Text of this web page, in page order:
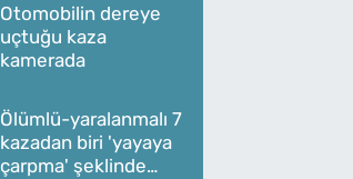
Otomobilin dereye
uçtuğu kaza
kamerada
Ölümlü-yaralanmalı 7
kazadan biri 'yayaya
çarpma' şeklinde